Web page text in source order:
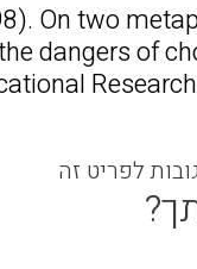
On two
dangers of
לפריט זה